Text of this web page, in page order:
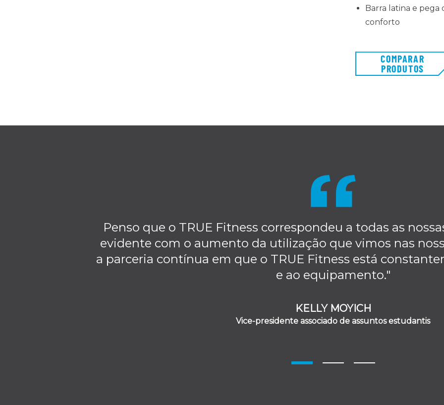
Barra latina e pega
conforto
COMPARAR
PRODUTOS
Penso que o TRUE Fitness correspondeu a todas as
evidente com o aumento da utilização que vimos nas
a parceria contínua em que o TRUE Fitness está
e ao equipamento."
KELLY MOYICH
Vice-presidente associado de assuntos estudantis